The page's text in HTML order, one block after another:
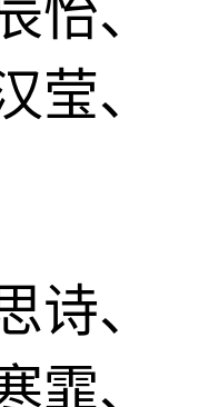
怡、
莹、
诗、
霏、